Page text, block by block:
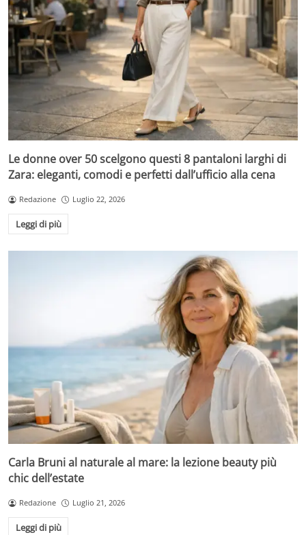
Le donne over 50 scelgono questi 8 pantaloni larghi di
Zara: eleganti, comodi e perfetti dall’ufficio alla cena
Redazione Luglio 22, 2026
Leggi di più
Carla Bruni al naturale al mare: la lezione beauty più
chic dell’estate
Redazione Luglio 21, 2026
Leggi di più